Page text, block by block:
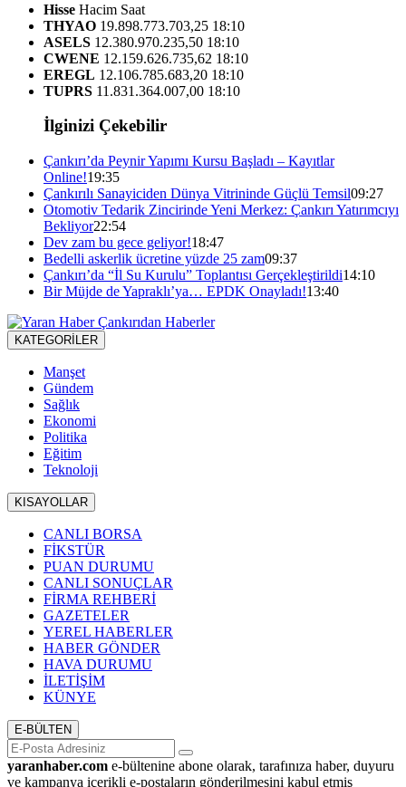
Hisse Hacim Saat
THYAO 19.898.773.703,25 18:10
ASELS 12.380.970.235,50 18:10
CWENE 12.159.626.735,62 18:10
EREGL 12.106.785.683,20 18:10
TUPRS 11.831.364.007,00 18:10
İlginizi Çekebilir
Çankırı’da Peynir Yapımı Kursu Başladı – Kayıtlar
Online!19:35
Çankırılı Sanayiciden Dünya Vitrininde Güçlü Temsil09:27
Otomotiv Tedarik Zincirinde Yeni Merkez: Çankırı Yatırımcıyı
Bekliyor22:54
Dev zam bu gece geliyor!18:47
Bedelli askerlik ücretine yüzde 25 zam09:37
Çankırı’da “İl Su Kurulu” Toplantısı Gerçekleştirildi14:10
Bir Müjde de Yapraklı’ya… EPDK Onayladı!13:40
KATEGORİLER
Manşet
Gündem
Sağlık
Ekonomi
Politika
Eğitim
Teknoloji
KISAYOLLAR
CANLI BORSA
FİKSTÜR
PUAN DURUMU
CANLI SONUÇLAR
FİRMA REHBERİ
GAZETELER
YEREL HABERLER
HABER GÖNDER
HAVA DURUMU
İLETİŞİM
KÜNYE
E-BÜLTEN
yaranhaber.com e-bültenine abone olarak, tarafınıza haber, duyuru
ve kampanya içerikli e-postaların gönderilmesini kabul etmiş